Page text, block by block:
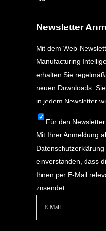
Newsletter
Mit dem Web-
Manufacturing
erhalten Sie
neuen Downloads.
in jedem Newsletter
Für den
Mit Ihrer Anmeldung
Datenschutzerklärung
einverstanden, dass
Ihnen per E-Mail
zusendet.